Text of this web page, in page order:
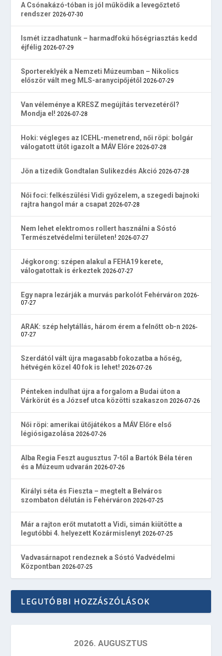
A Csónakázó-tóban is jól működik a levegőztető
rendszer 2026-07-30
Ismét izzadhatunk – harmadfokú hőségriasztás kedd
éjfélig 2026-07-29
Sportereklyék a Nemzeti Múzeumban – Nikolics
először vált meg MLS-aranycipőjétől 2026-07-29
Van véleménye a KRESZ megújítás tervezetéről?
Mondja el! 2026-07-28
Hoki: végleges az ICEHL-menetrend, női röpi: bolgár
válogatott ütőt igazolt a MÁV Előre 2026-07-28
Jön a tizedik Gondtalan Sulikezdés Akció 2026-07-28
Női foci: felkészülési Vidi győzelem, a szegedi bajnoki
rajtra hangol már a csapat 2026-07-28
Nem lehet elektromos rollert használni a Sóstó
Természetvédelmi területen! 2026-07-27
Jégkorong: szépen alakul a FEHA19 kerete,
válogatottak is érkeztek 2026-07-27
Egy napra lezárják a murvás parkolót Fehérváron 2026-
07-27
ARAK: szép helytállás, három érem a felnőtt ob-n 2026-
07-27
Szerdától vált újra magasabb fokozatba a hőség,
hétvégén közel 40 fok is lehet! 2026-07-26
Pénteken indulhat újra a forgalom a Budai úton a
Várkörút és a József utca közötti szakaszon 2026-07-26
Női röpi: amerikai ütőjátékos a MÁV Előre első
légiósigazolása 2026-07-26
Alba Regia Feszt augusztus 7-től a Bartók Béla téren
és a Múzeum udvarán 2026-07-26
Királyi séta és Fieszta – megtelt a Belváros
szombaton délután is Fehérváron 2026-07-25
Már a rajton erőt mutatott a Vidi, simán kiütötte a
legutóbbi 4. helyezett Kozármislenyt 2026-07-25
Vadvasárnapot rendeznek a Sóstó Vadvédelmi
Központban 2026-07-25
LEGUTÓBBI HOZZÁSZÓLÁSOK
2026. AUGUSZTUS